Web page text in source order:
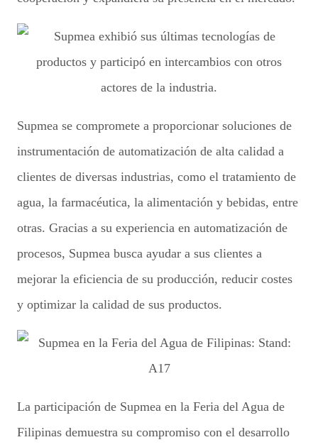
Supmea se compromete a proporcionar soluciones de
instrumentación de automatización de alta calidad a
clientes de diversas industrias, como el tratamiento de
agua, la farmacéutica, la alimentación y bebidas, entre
otras. Gracias a su experiencia en automatización de
procesos, Supmea busca ayudar a sus clientes a
mejorar la eficiencia de su producción, reducir costes
y optimizar la calidad de sus productos.
La participación de Supmea en la Feria del Agua de
Filipinas demuestra su compromiso con el desarrollo